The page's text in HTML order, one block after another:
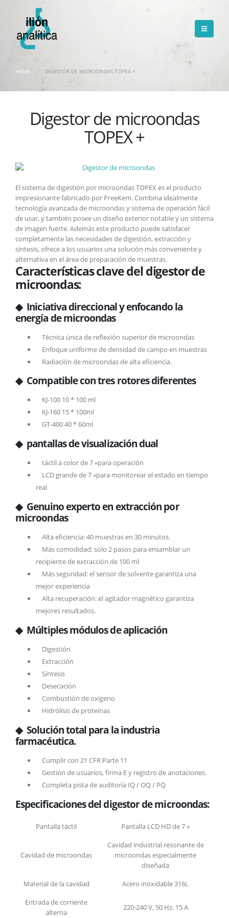
HOME DIGESTOR DE MICROONDAS TOPEX +
Digestor de microondas
TOPEX +
El sistema de digestión por microondas TOPEX es el producto
impresionante fabricado por PreeKem. Combina idealmente
tecnología avanzada de microondas y sistema de operación fácil
de usar, y también posee un diseño exterior notable y un sistema
de imagen fuerte. Además este producto puede satisfacer
completamente las necesidades de digestión, extracción y
síntesis, ofrece a los usuarios una solución más conveniente y
alternativa en el área de preparación de muestras.
Características clave del digestor de
microondas:
◆ Iniciativa direccional y enfocando la
energía de microondas
Técnica única de reflexión superior de microondas
Enfoque uniforme de densidad de campo en muestras
Radiación de microondas de alta eficiencia.
◆ Compatible con tres rotores diferentes
KJ-100 10 * 100 ml
KJ-160 15 * 100ml
GT-400 40 * 60ml
◆ pantallas de visualización dual
táctil a color de 7 «para operación
LCD grande de 7 «para monitorear el estado en tiempo
real
◆ Genuino experto en extracción por
microondas
Alta eficiencia: 40 muestras en 30 minutos.
Más comodidad: solo 2 pasos para ensamblar un
recipiente de extracción de 100 ml
Más seguridad: el sensor de solvente garantiza una
mejor experiencia
Alta recuperación: el agitador magnético garantiza
mejores resultados.
◆ Múltiples módulos de aplicación
Digestión
Extracción
Síntesis
Desecación
Combustión de oxígeno
Hidrólisis de proteínas
◆ Solución total para la industria
farmacéutica.
Cumplir con 21 CFR Parte 11
Gestión de usuarios, firma E y registro de anotaciones.
Completa pista de auditoría IQ / OQ / PQ
Especificaciones del digestor de microondas:
Pantalla táctil Pantalla LCD HD de 7 «
Cavidad de microondas
Cavidad industrial resonante de
microondas especialmente
diseñada
Material de la cavidad
Acero inoxidable 316L
Entrada de corriente
alterna
220-240 V, 50 Hz, 15 A